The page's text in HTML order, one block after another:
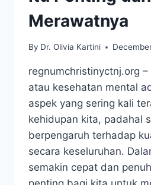
Merawatnya
By Dr. Olivia Kartini
regnumchristinyctnj.org
atau kesehatan mental
aspek yang sering kali
kehidupan kita, padahal
berpengaruh terhadap
secara keseluruhan.
semakin cepat dan